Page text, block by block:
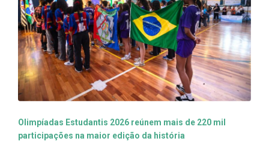
Olimpíadas Estudantis 2026 reúnem mais de 220 mil
participações na maior edição da história